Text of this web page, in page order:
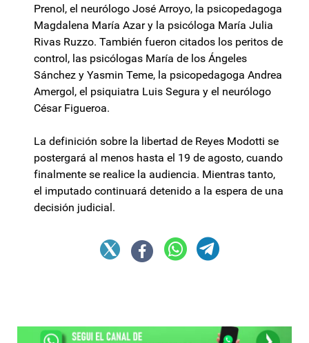
Prenol, el neurólogo José Arroyo, la psicopedagoga
Magdalena María Azar y la psicóloga María Julia
Rivas Ruzzo. También fueron citados los peritos de
control, las psicólogas María de los Ángeles
Sánchez y Yasmin Teme, la psicopedagoga Andrea
Amergol, el psiquiatra Luis Segura y el neurólogo
César Figueroa.
La definición sobre la libertad de Reyes Modotti se
postergará al menos hasta el 19 de agosto, cuando
finalmente se realice la audiencia. Mientras tanto,
el imputado continuará detenido a la espera de una
decisión judicial.